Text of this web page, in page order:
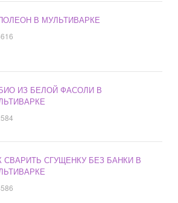
В МУЛЬТИВАРКЕ
ИЗ БЕЛОЙ ФАСОЛИ В
СВАРИТЬ СГУЩЕНКУ БЕЗ БАНКИ В